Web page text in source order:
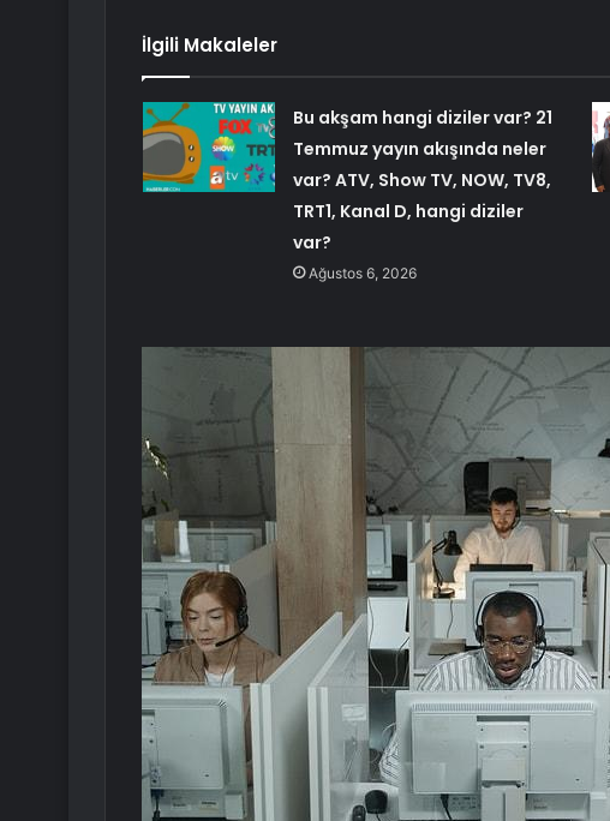
İlgili Makaleler
Bu akşam hangi diziler var? 21
Temmuz yayın akışında neler
var? ATV, Show TV, NOW, TV8,
TRT1, Kanal D, hangi diziler
var?
Ağustos 6, 2026